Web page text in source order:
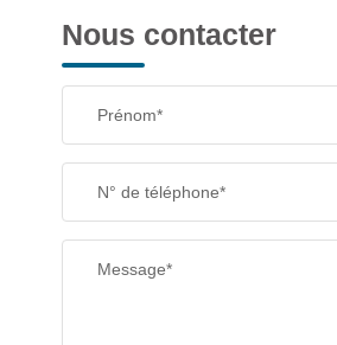
Nous contacter
Prénom*
N° de téléphone*
Message*